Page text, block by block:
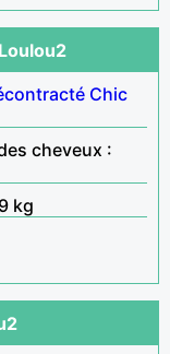
Chic
cheveux :
kg